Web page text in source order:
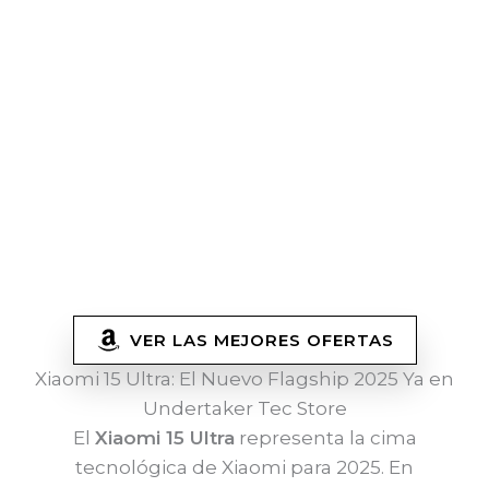
VER LAS MEJORES OFERTAS
Xiaomi 15 Ultra: El Nuevo Flagship 2025 Ya en
Undertaker Tec Store
El Xiaomi 15 Ultra representa la cima
tecnológica de Xiaomi para 2025. En